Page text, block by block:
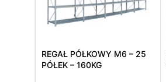
REGAŁ PÓŁKOWY M6 – 25
PÓŁEK – 160KG